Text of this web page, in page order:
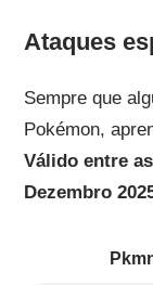
Ataques
Sempre que
Pokémon,
Válido entre
Dezembro